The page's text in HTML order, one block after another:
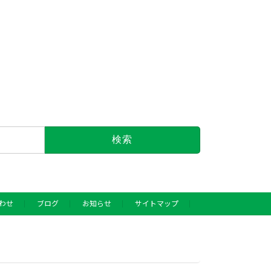
せ ブログ お知らせ サイトマップ